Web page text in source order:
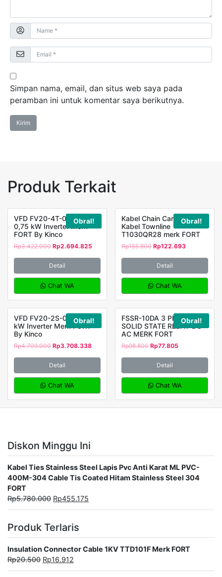
Simpan nama, email, dan situs web saya pada
peramban ini untuk komentar saya berikutnya.
Produk Terkait
Obral!
VFD FV20-4T-0007G
0,75 kW Inverter Merk
FORT By Kinco
Rp3.422.000 Rp2.694.825
Detail
Chat WA
Obral!
Kabel Chain Carier Drag
Kabel Townline
T1030QR28 merk FORT
Rp155.800 Rp122.693
Detail
Chat WA
Obral!
VFD FV20-2S-0022G 2,2
kW Inverter Merk FORT
By Kinco
Rp4.709.000 Rp3.708.338
Detail
Chat WA
Obral!
FSSR-10DA 3 PHASE
SOLID STATE RELAY DC-
AC MERK FORT
Rp98.800 Rp77.805
Detail
Chat WA
Diskon Minggu Ini
Kabel Ties Stainless Steel Lapis Pvc Anti Karat ML PVC-
400M-304 Cable Tis Coated Hitam Stainless Steel 304
FORT
Rp5.780.000 Rp455.175
Produk Terlaris
Insulation Connector Cable 1KV TTD101F Merk FORT
Rp20.500 Rp16.912